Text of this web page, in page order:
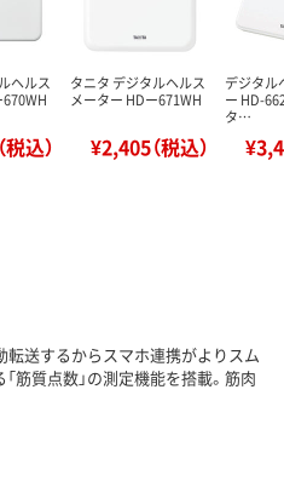
ヘルス
込）
タニタ デジタルヘルス
メーター HDー671WH
¥2,405（税込）
デジタル
ー HD-
タ…
転送するからスマホ連携がよりスム
筋質点数」の測定機能を搭載。筋肉